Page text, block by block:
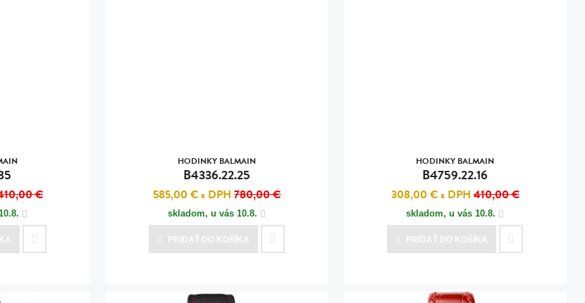
€
10.8.
HODINKY BALMAIN
B4336.22.25
585,00 €s DPH 780,00 €
skladom, u vás 10.8.
PRIDAŤ DO KOŠÍKA
HODINKY BALMAIN
B4759.22.16
308,00 €s DPH 410,00 €
skladom, u vás 10.8.
PRIDAŤ DO KOŠÍKA